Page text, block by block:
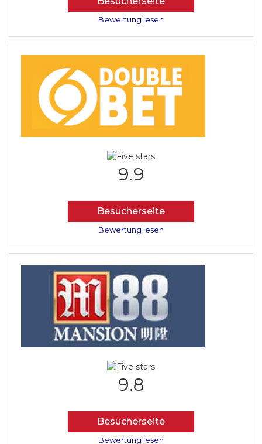
Bewertung lesen
9.9
Besucherseite
Bewertung lesen
9.8
Besucherseite
Bewertung lesen